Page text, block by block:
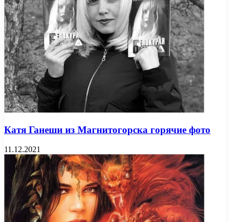
Катя Ганеши из Магнитогорска горячие фото
11.12.2021